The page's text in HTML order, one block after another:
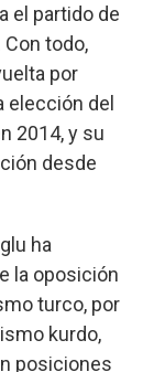
el partido de
todo,
por
elección del
2014, y su
desde
ha
la oposición
turco, por
kurdo,
posiciones